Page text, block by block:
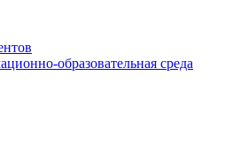
образовательная среда